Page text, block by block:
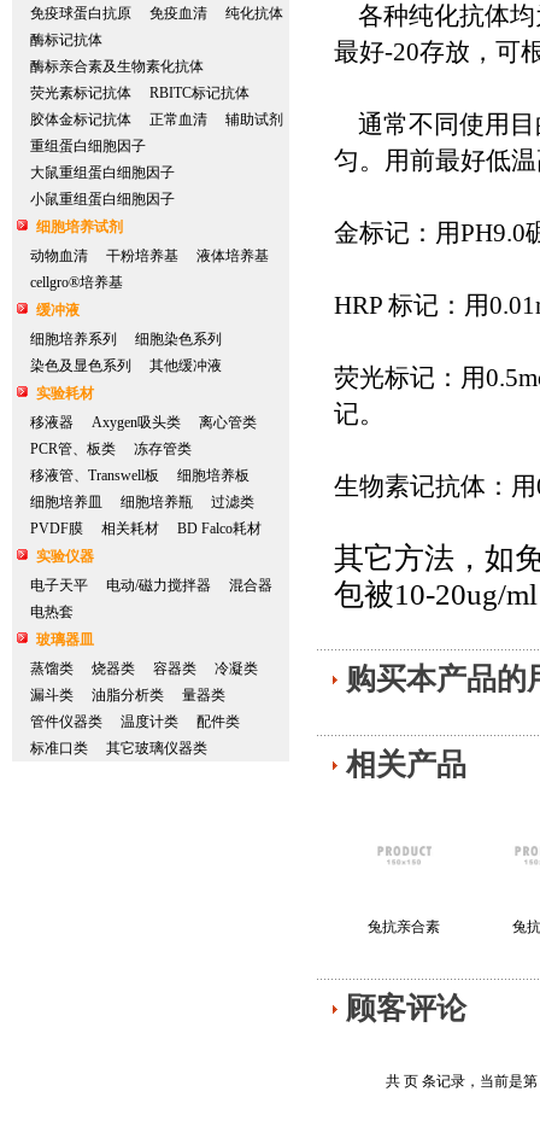
免疫球蛋白抗原
免疫血清
纯化抗体
酶标记抗体
酶标亲合素及生物素化抗体
荧光素标记抗体
RBITC标记抗体
胶体金标记抗体
正常血清
辅助试剂
重组蛋白细胞因子
大鼠重组蛋白细胞因子
小鼠重组蛋白细胞因子
细胞培养试剂
动物血清
干粉培养基
液体培养基
cellgro®培养基
缓冲液
细胞培养系列
细胞染色系列
染色及显色系列
其他缓冲液
实验耗材
移液器
Axygen吸头类
离心管类
PCR管、板类
冻存管类
移液管、Transwell板
细胞培养板
细胞培养皿
细胞培养瓶
过滤类
PVDF膜
相关耗材
BD Falco耗材
实验仪器
电子天平
电动/磁力搅拌器
混合器
电热套
玻璃器皿
蒸馏类
烧器类 容器类
冷凝类
漏斗类
油脂分析类
量器类
管件仪器类
温度计类
配件类
标准口类
其它玻璃仪器类
各种纯化抗体均
最好-20存放，可
通常不同使用目
匀。用前最好低
金标记：用PH9.0
HRP 标记：用
荧光标记：用
记。
生物素记抗体：用
其它方法，如
包被10-20ug/
购买本产品的
相关产品
兔抗亲合素 兔
顾客评论
共 页 条记录，当前是第